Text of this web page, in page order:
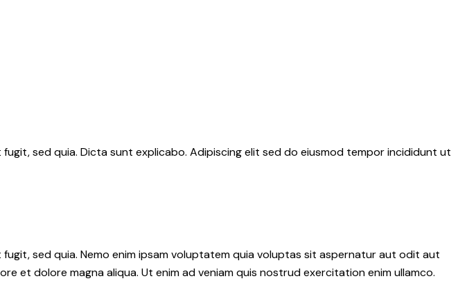
sed quia. Dicta sunt explicabo. Adipiscing elit sed do eiusmod tempor incididunt ut
sed quia. Nemo enim ipsam voluptatem quia voluptas sit aspernatur aut odit aut
et dolore magna aliqua. Ut enim ad veniam quis nostrud exercitation enim ullamco.